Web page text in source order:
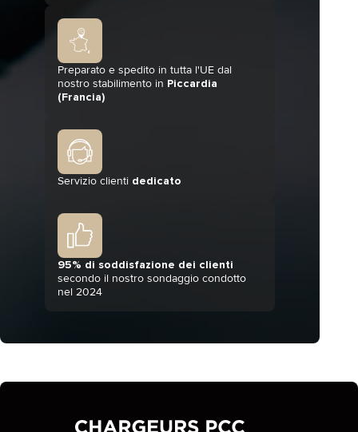
Preparato e spedito in tutta l'UE dal
nostro stabilimento in Piccardia
(Francia)
Servizio clienti dedicato
95% di soddisfazione dei clienti
secondo il nostro sondaggio condotto
nel 2024